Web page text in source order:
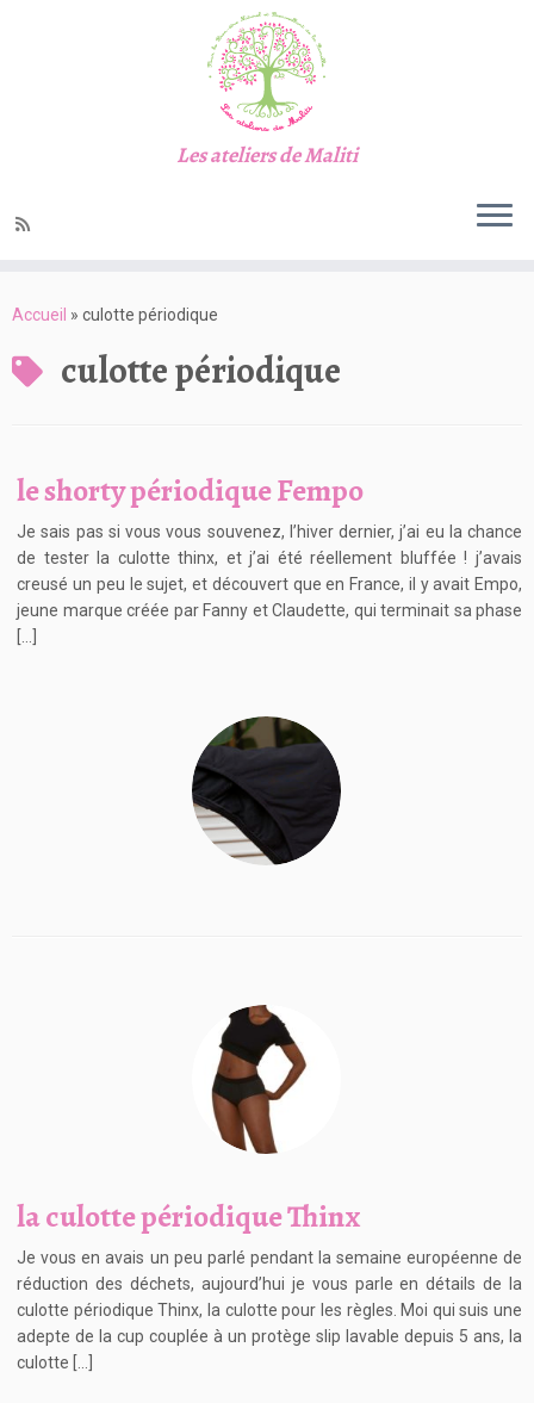
au
Les ateliers de Maliti
Accueil » culotte périodique
culotte périodique
le shorty périodique Fempo
Je sais pas si vous vous souvenez, l’hiver dernier, j’ai eu la chance
de tester la culotte thinx, et j’ai été réellement bluffée ! j’avais
creusé un peu le sujet, et découvert que en France, il y avait Empo,
jeune marque créée par Fanny et Claudette, qui terminait sa phase
la culotte périodique Thinx
Je vous en avais un peu parlé pendant la semaine européenne de
réduction des déchets, aujourd’hui je vous parle en détails de la
culotte périodique Thinx, la culotte pour les règles. Moi qui suis une
adepte de la cup couplée à un protège slip lavable depuis 5 ans, la
culotte […]